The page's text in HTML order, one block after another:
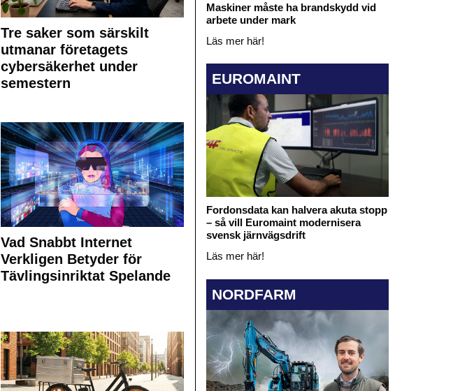
Tre saker som särskilt
utmanar företagets
cybersäkerhet under
semestern
Vad Snabbt Internet
Verkligen Betyder för
Tävlingsinriktat Spelande
Maskiner måste ha brandskydd vid
arbete under mark
Läs mer här!
EUROMAINT
Fordonsdata kan halvera akuta stopp
– så vill Euromaint modernisera
svensk järnvägsdrift
Läs mer här!
NORDFARM